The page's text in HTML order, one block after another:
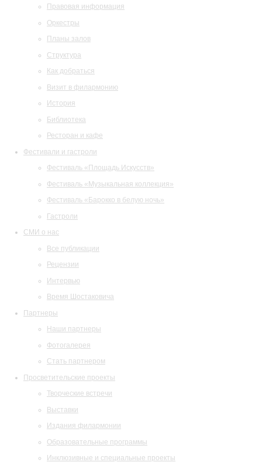
Правовая информация
Оркестры
Планы залов
Структура
Как добраться
Визит в филармонию
История
Библиотека
Ресторан и кафе
Фестивали и гастроли
Фестиваль «Площадь Искусств»
Фестиваль «Музыкальная коллекция»
Фестиваль «Барокко в белую ночь»
Гастроли
СМИ о нас
Все публикации
Рецензии
Интервью
Время Шостаковича
Партнеры
Наши партнеры
Фотогалерея
Стать партнером
Просветительские проекты
Творческие встречи
Выставки
Издания филармонии
Образовательные программы
Инклюзивные и специальные проекты